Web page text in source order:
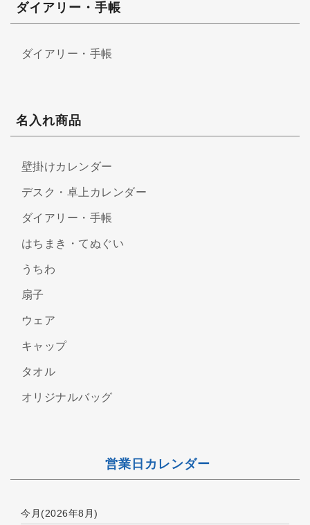
ダイアリー・手帳
ダイアリー・手帳
名入れ商品
壁掛けカレンダー
デスク・卓上カレンダー
ダイアリー・手帳
はちまき・てぬぐい
うちわ
扇子
ウェア
キャップ
タオル
オリジナルバッグ
営業日カレンダー
今月(2026年8月)